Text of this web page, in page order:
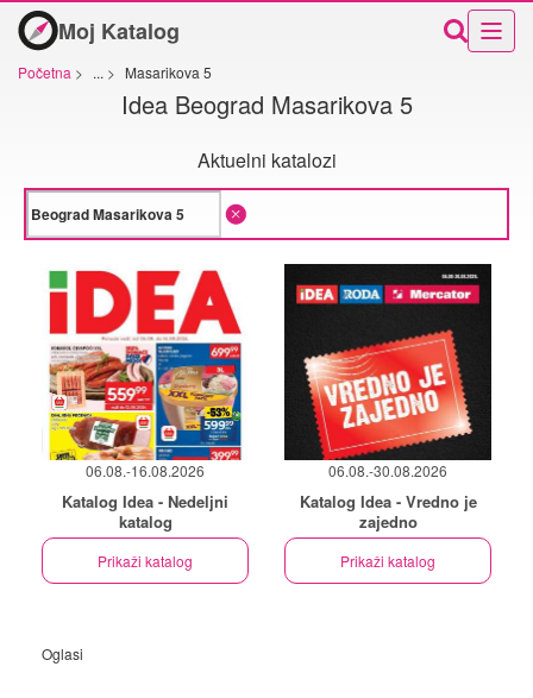
Moj Katalog
Početna > ... > Masarikova 5
Idea Beograd Masarikova 5
Aktuelni katalozi
06.08.-16.08.2026
Katalog Idea - Nedeljni
katalog
Prikaži katalog
06.08.-30.08.2026
Katalog Idea - Vredno je
zajedno
Prikaži katalog
Oglasi